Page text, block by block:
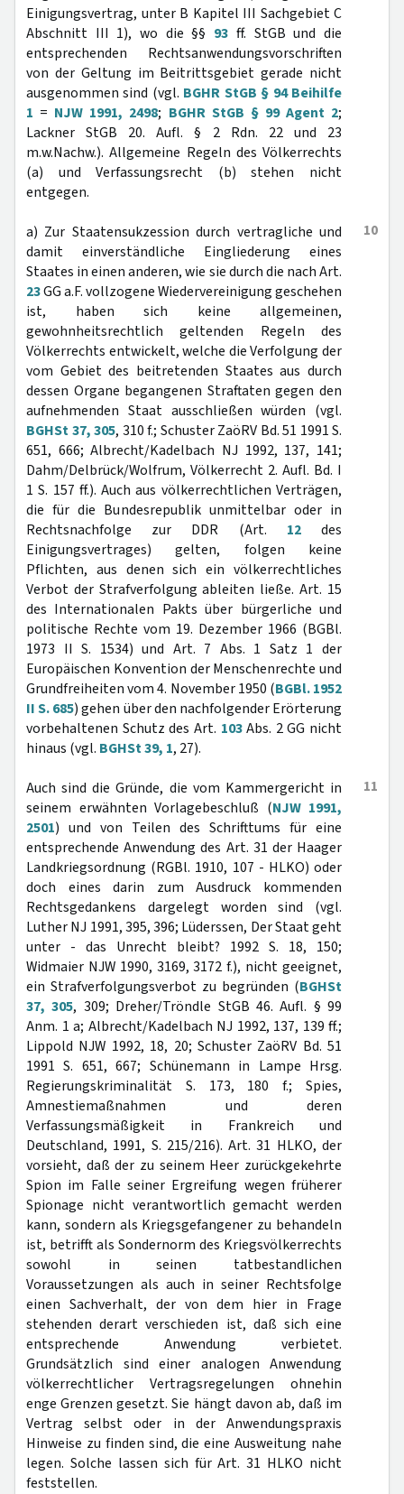
Einigungsvertrag, unter B Kapitel III Sachgebiet C
Abschnitt III 1), wo die §§ 93 ff. StGB und die
entsprechenden Rechtsanwendungsvorschriften
von der Geltung im Beitrittsgebiet gerade nicht
ausgenommen sind (vgl. BGHR StGB § 94 Beihilfe
1 = NJW 1991, 2498; BGHR StGB § 99 Agent 2;
Lackner StGB 20. Aufl. § 2 Rdn. 22 und 23
m.w.Nachw.). Allgemeine Regeln des Völkerrechts
(a) und Verfassungsrecht (b) stehen nicht
entgegen.
10
a) Zur Staatensukzession durch vertragliche und
damit einverständliche Eingliederung eines
Staates in einen anderen, wie sie durch die nach Art.
23GG a.F. vollzogene Wiedervereinigung geschehen
ist, haben sich keine allgemeinen,
gewohnheitsrechtlich geltenden Regeln des
Völkerrechts entwickelt, welche die Verfolgung der
vom Gebiet des beitretenden Staates aus durch
dessen Organe begangenen Straftaten gegen den
aufnehmenden Staat ausschließen würden (vgl.
BGHSt 37, 305, 310 f.; Schuster ZaöRV Bd. 51 1991 S.
651, 666; Albrecht/Kadelbach NJ 1992, 137, 141;
Dahm/Delbrück/Wolfrum, Völkerrecht 2. Aufl. Bd. I
1 S. 157 ff.). Auch aus völkerrechtlichen Verträgen,
die für die Bundesrepublik unmittelbar oder in
Rechtsnachfolge zur DDR (Art. 12des
Einigungsvertrages) gelten, folgen keine
Pflichten, aus denen sich ein völkerrechtliches
Verbot der Strafverfolgung ableiten ließe. Art. 15
des Internationalen Pakts über bürgerliche und
politische Rechte vom 19. Dezember 1966 (BGBl.
1973 II S. 1534) und Art. 7 Abs. 1 Satz 1 der
Europäischen Konvention der Menschenrechte und
Grundfreiheiten vom 4. November 1950 (BGBl. 1952
II S. 685) gehen über den nachfolgender Erörterung
vorbehaltenen Schutz des Art. 103Abs. 2 GG nicht
hinaus (vgl. BGHSt 39, 1, 27).
11
Auch sind die Gründe, die vom Kammergericht in
seinem erwähnten Vorlagebeschluß (NJW 1991,
2501) und von Teilen des Schrifttums für eine
entsprechende Anwendung des Art. 31 der Haager
Landkriegsordnung (RGBl. 1910, 107 - HLKO) oder
doch eines darin zum Ausdruck kommenden
Rechtsgedankens dargelegt worden sind (vgl.
Luther NJ 1991, 395, 396; Lüderssen, Der Staat geht
unter - das Unrecht bleibt? 1992 S. 18, 150;
Widmaier NJW 1990, 3169, 3172 f.), nicht geeignet,
ein Strafverfolgungsverbot zu begründen (BGHSt
37, 305, 309; Dreher/Tröndle StGB 46. Aufl. § 99
Anm. 1 a; Albrecht/Kadelbach NJ 1992, 137, 139 ff.;
Lippold NJW 1992, 18, 20; Schuster ZaöRV Bd. 51
1991 S. 651, 667; Schünemann in Lampe Hrsg.
Regierungskriminalität S. 173, 180 f.; Spies,
Amnestiemaßnahmen und deren
Verfassungsmäßigkeit in Frankreich und
Deutschland, 1991, S. 215/216). Art. 31 HLKO, der
vorsieht, daß der zu seinem Heer zurückgekehrte
Spion im Falle seiner Ergreifung wegen früherer
Spionage nicht verantwortlich gemacht werden
kann, sondern als Kriegsgefangener zu behandeln
ist, betrifft als Sondernorm des Kriegsvölkerrechts
sowohl in seinen tatbestandlichen
Voraussetzungen als auch in seiner Rechtsfolge
einen Sachverhalt, der von dem hier in Frage
stehenden derart verschieden ist, daß sich eine
entsprechende Anwendung verbietet.
Grundsätzlich sind einer analogen Anwendung
völkerrechtlicher Vertragsregelungen ohnehin
enge Grenzen gesetzt. Sie hängt davon ab, daß im
Vertrag selbst oder in der Anwendungspraxis
Hinweise zu finden sind, die eine Ausweitung nahe
legen. Solche lassen sich für Art. 31 HLKO nicht
feststellen.